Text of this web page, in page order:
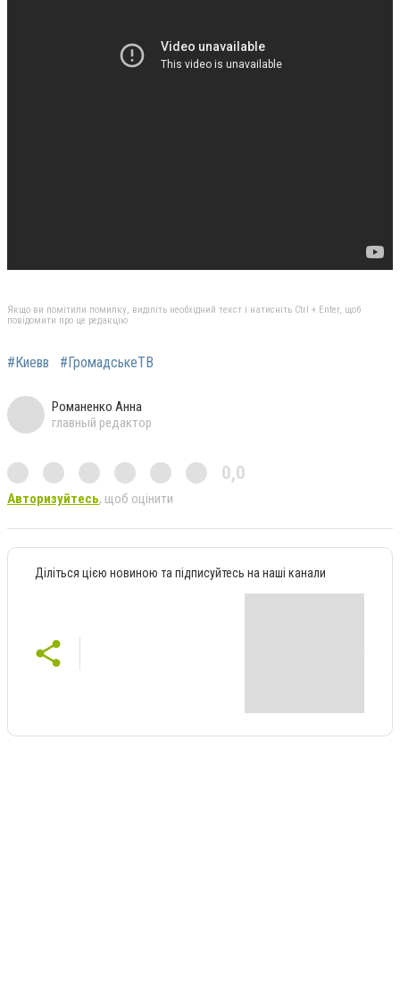
Якщо ви помітили помилку, виділіть необхідний текст і натисніть Ctrl + Enter, щоб
повідомити про це редакцію
#Киевв #ГромадськеТВ
Романенко Анна
главный редактор
0,0
Авторизуйтесь, щоб оцінити
Діліться цією новиною та підписуйтесь на наші канали